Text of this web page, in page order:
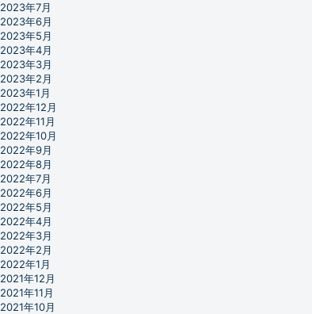
2023年7月
2023年6月
2023年5月
2023年4月
2023年3月
2023年2月
2023年1月
2022年12月
2022年11月
2022年10月
2022年9月
2022年8月
2022年7月
2022年6月
2022年5月
2022年4月
2022年3月
2022年2月
2022年1月
2021年12月
2021年11月
2021年10月